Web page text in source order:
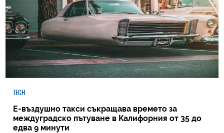
TECH
Е-въздушно такси съкращава времето за
междуградско пътуване в Калифорния от 35 до
едва 9 минути